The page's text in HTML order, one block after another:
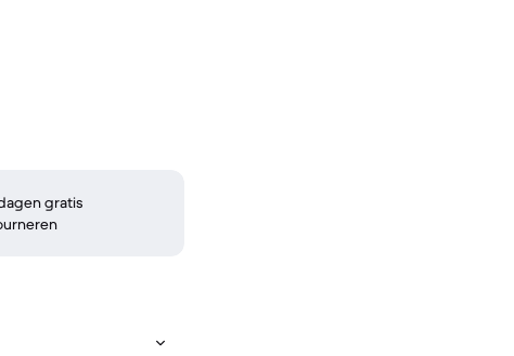
gratis